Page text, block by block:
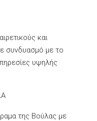
και
συνδυασμό με το
υψηλής
της Βούλας με